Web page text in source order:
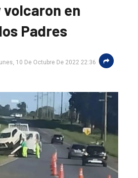
volcaron en
Padres
10 De Octubre De 2022 22:36